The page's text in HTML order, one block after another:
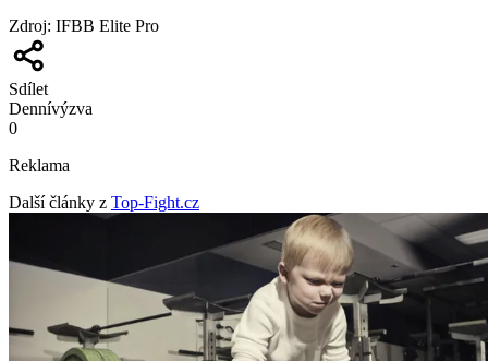
Zdroj: IFBB Elite Pro
Sdílet
Dennívýzva
0
Reklama
Další články z Top-Fight.cz